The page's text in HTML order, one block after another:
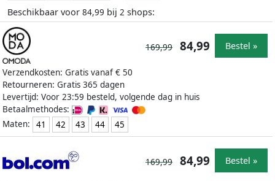
Beschikbaar voor 84,99 bij 2 shops:
Verzendkosten: Gratis vanaf € 50
Retourneren: Gratis 365 dagen
Levertijd: Voor 23:59 besteld, volgende dag in huis
Betaalmethodes:
Maten:
41 42 43 44 45
169,99 84,99 Bestel »
169,99 84,99 Bestel »